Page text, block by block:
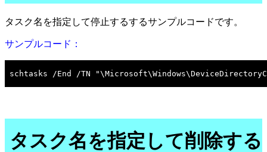
タスク名を指定して停止するするサンプルコードです。
サンプルコード：
タスク名を指定して削除する